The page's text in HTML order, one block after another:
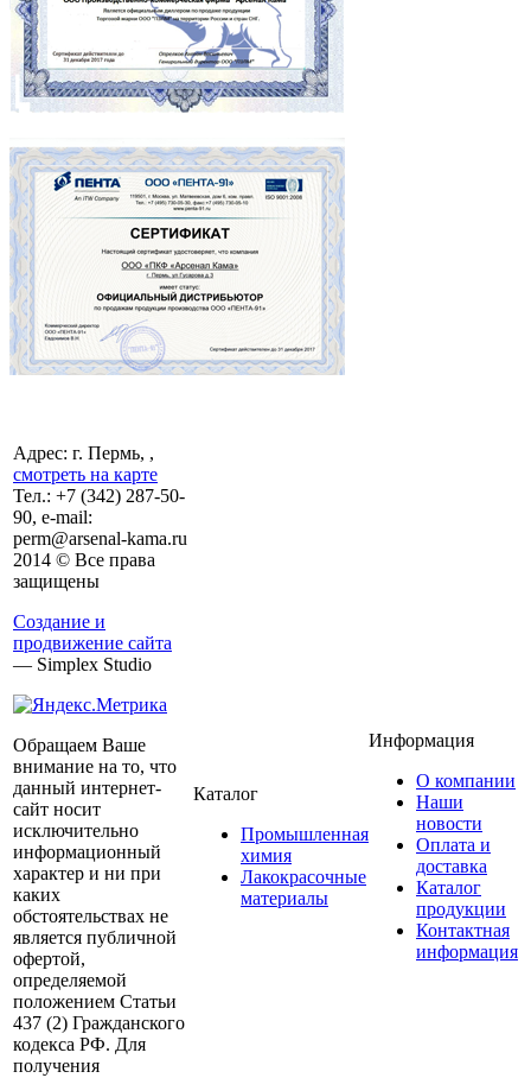
Адрес: г. Пермь, ,
смотреть на карте
Тел.: +7 (342) 287-50-
90, e-mail:
perm@arsenal-kama.ru
2014 © Все права
защищены
Создание и
продвижение сайта
— Simplex Studio
Обращаем Ваше
внимание на то, что
данный интернет-
сайт носит
исключительно
информационный
характер и ни при
каких
обстоятельствах не
является публичной
офертой,
определяемой
положением Статьи
437 (2) Гражданского
кодекса РФ. Для
получения
Каталог
Промышленная
химия
Лакокрасочные
материалы
Информация
О компании
Наши
новости
Оплата и
доставка
Каталог
продукции
Контактная
информация